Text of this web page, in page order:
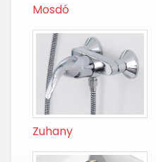
Mosdó
Zuhany